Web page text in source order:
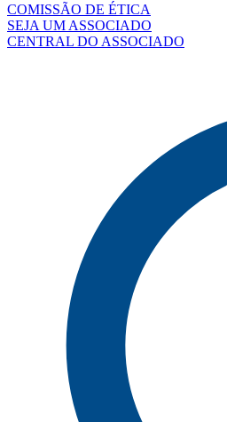
COMISSÃO DE ÉTICA
SEJA UM ASSOCIADO
CENTRAL DO ASSOCIADO